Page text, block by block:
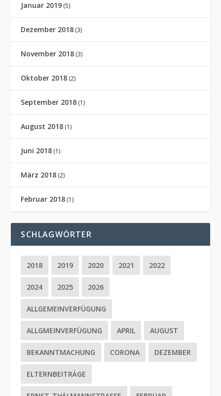
Januar 2019 (5)
Dezember 2018 (3)
November 2018 (3)
Oktober 2018 (2)
September 2018 (1)
August 2018 (1)
Juni 2018 (1)
März 2018 (2)
Februar 2018 (1)
SCHLAGWÖRTER
2018 2019 2020 2021 2022
2024 2025 2026
ALLGEMEINVERFÜGUNG
ALLGMEINVERFÜGUNG APRIL AUGUST
BEKANNTMACHUNG CORONA DEZEMBER
ELTERNBEITRÄGE